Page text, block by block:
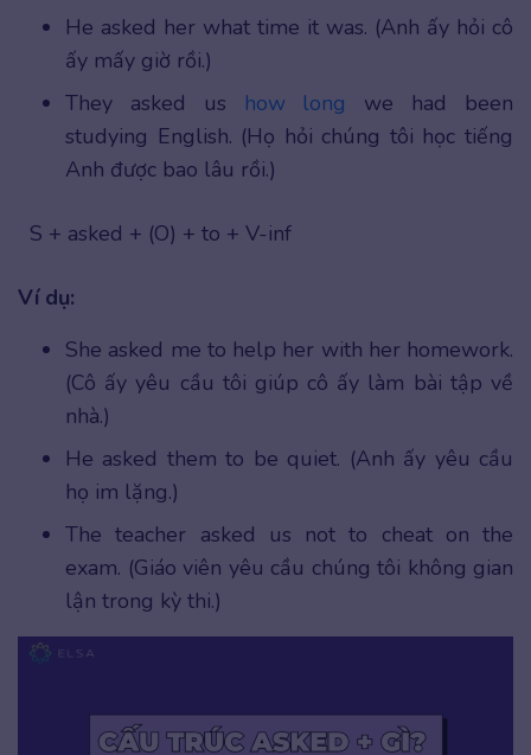
He asked her what time it was. (Anh ấy hỏi cô
ấy mấy giờ rồi.)
They asked us
how long
we had been
studying English. (Họ hỏi chúng tôi học tiếng
Anh được bao lâu rồi.)
S + asked + (O) + to + V-inf
Ví dụ:
She asked me to help her with her homework.
(Cô ấy yêu cầu tôi giúp cô ấy làm bài tập về
nhà.)
He asked them to be quiet. (Anh ấy yêu cầu
họ im lặng.)
The teacher asked us not to cheat on the
exam. (Giáo viên yêu cầu chúng tôi không gian
lận trong kỳ thi.)